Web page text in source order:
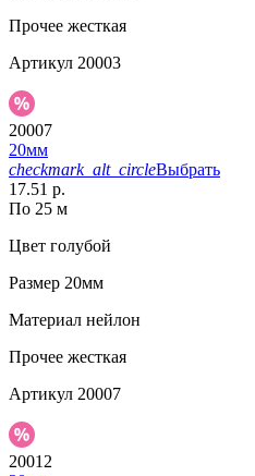
Прочее жесткая
Артикул 20003
20007
20мм
checkmark_alt_circleВыбрать
17.51 р.
По 25 м
Цвет голубой
Размер 20мм
Материал нейлон
Прочее жесткая
Артикул 20007
20012